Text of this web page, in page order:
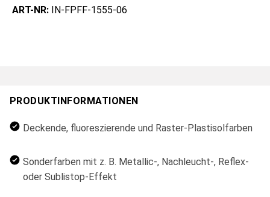
ART-NR: IN-FPFF-1555-06
PRODUKTINFORMATIONEN
Deckende, fluoreszierende und Raster-Plastisolfarben
Sonderfarben mit z. B. Metallic-, Nachleucht-, Reflex-
oder Sublistop-Effekt